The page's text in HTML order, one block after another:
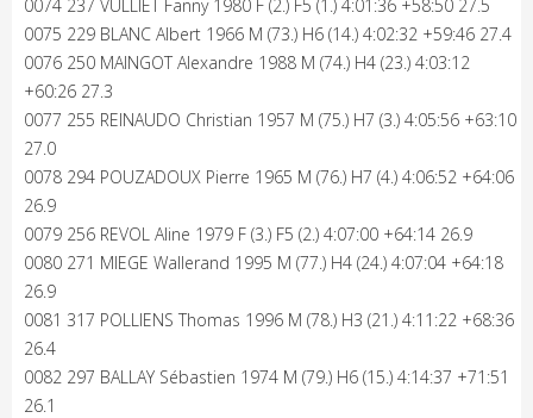
0074 237 VULLIET Fanny 1980 F (2.) F5 (1.) 4:01:36 +58:50 27.5
0075 229 BLANC Albert 1966 M (73.) H6 (14.) 4:02:32 +59:46 27.4
0076 250 MAINGOT Alexandre 1988 M (74.) H4 (23.) 4:03:12
+60:26 27.3
0077 255 REINAUDO Christian 1957 M (75.) H7 (3.) 4:05:56 +63:10
27.0
0078 294 POUZADOUX Pierre 1965 M (76.) H7 (4.) 4:06:52 +64:06
26.9
0079 256 REVOL Aline 1979 F (3.) F5 (2.) 4:07:00 +64:14 26.9
0080 271 MIEGE Wallerand 1995 M (77.) H4 (24.) 4:07:04 +64:18
26.9
0081 317 POLLIENS Thomas 1996 M (78.) H3 (21.) 4:11:22 +68:36
26.4
0082 297 BALLAY Sébastien 1974 M (79.) H6 (15.) 4:14:37 +71:51
26.1